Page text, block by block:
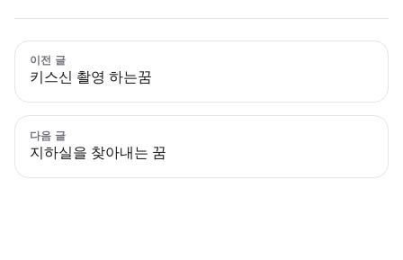
이전 글
키스신 촬영 하는꿈
다음 글
지하실을 찾아내는 꿈